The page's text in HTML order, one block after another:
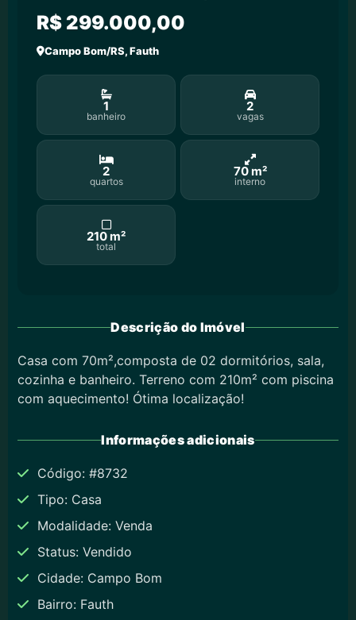
R$ 299.000,00
Campo Bom/RS, Fauth
1
banheiro
2
vagas
2
quartos
70 m²
interno
210 m²
total
Descrição do Imóvel
Casa com 70m²,composta de 02 dormitórios, sala,
cozinha e banheiro. Terreno com 210m² com piscina
com aquecimento! Ótima localização!
Informações adicionais
Código: #8732
Tipo: Casa
Modalidade: Venda
Status: Vendido
Cidade: Campo Bom
Bairro: Fauth